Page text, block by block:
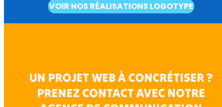
VOIR NOS RÉALISATIONS LOGOTYPE
UN PROJET WEB À CONCRÉTISER ?
PRENEZ CONTACT AVEC NOTRE